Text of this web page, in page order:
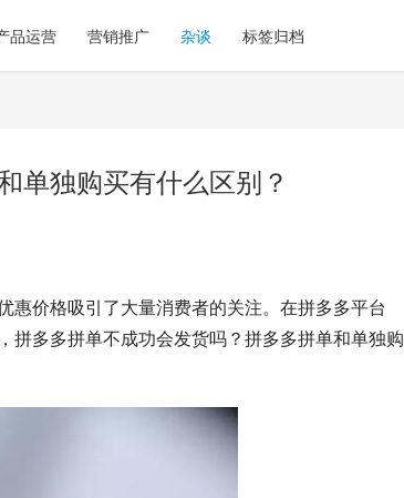
品运营 营销推广 杂谈 标签归档
单独购买有什么区别？
价格吸引了大量消费者的关注。在拼多多平台
拼多多拼单不成功会发货吗？拼多多拼单和单独购